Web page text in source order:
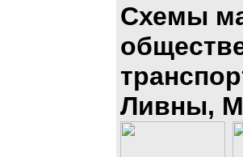
Схемы
Ливны,